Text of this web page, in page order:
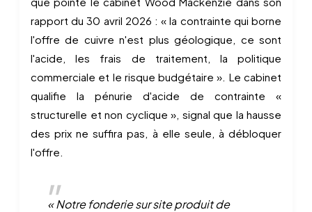
rapport du 30 avril 2026 : « la contrainte qui borne
l'offre de cuivre n'est plus géologique, ce sont
l'acide, les frais de traitement, la politique
commerciale et le risque budgétaire ». Le cabinet
qualifie la pénurie d'acide de contrainte «
structurelle et non cyclique », signal que la hausse
des prix ne suffira pas, à elle seule, à débloquer
l'offre.
« Notre fonderie sur site produit de